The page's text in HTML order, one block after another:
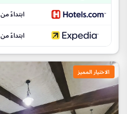
ابتداءً من AED840
ابتداءً من AED840
الاختيار المميز